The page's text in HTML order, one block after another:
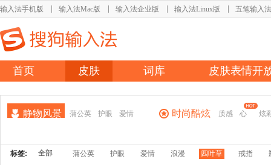
输入法手机版 输入法Mac版 输入法企业版 输入法Linux版 五笔输入法
首页 皮肤 词库 皮肤表情开
静物风景 蒲公英 护眼 爱情 时尚酷炫 质感 心 炫
标签: 全部 蒲公英 护眼 爱情 浪漫 四叶草 戒指